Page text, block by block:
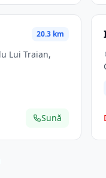
20.3 km
Sună